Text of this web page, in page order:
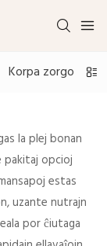
Korpa zorgo
la plej bonan
pakitaj opcioj
estas
uzante nutrajn
por ĉiutaga